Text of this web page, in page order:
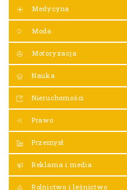
Medycyna
Moda
Motoryzacja
Nauka
Nieruchomości
Prawo
Przemysł
Reklama i media
Rolnictwo i leśnictwo